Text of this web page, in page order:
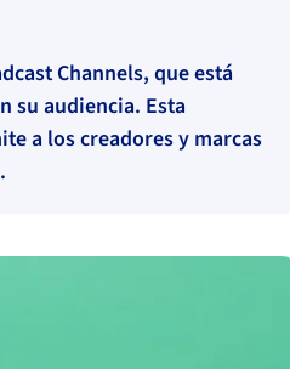
Channels, que está
su audiencia. Esta
a los creadores y marcas